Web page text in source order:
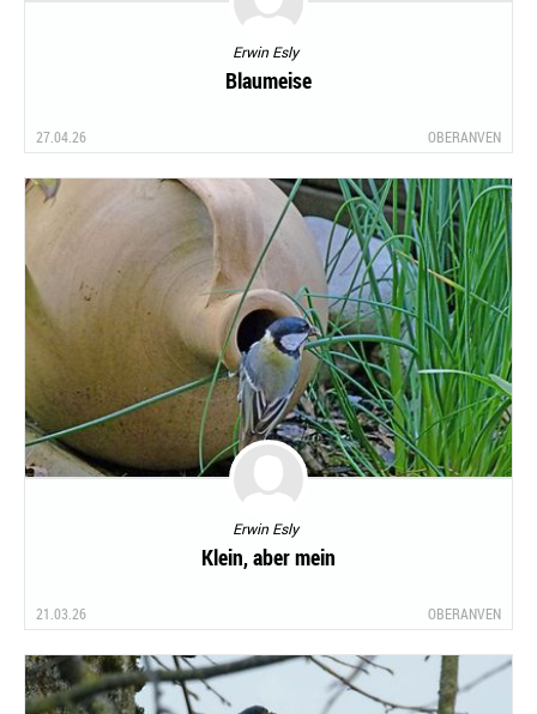
Erwin Esly
Blaumeise
27.04.26 OBERANVEN
Erwin Esly
Klein, aber mein
21.03.26 OBERANVEN